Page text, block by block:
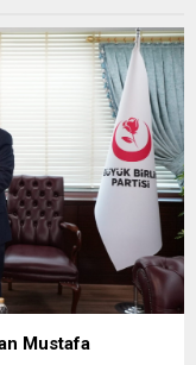
Mustafa